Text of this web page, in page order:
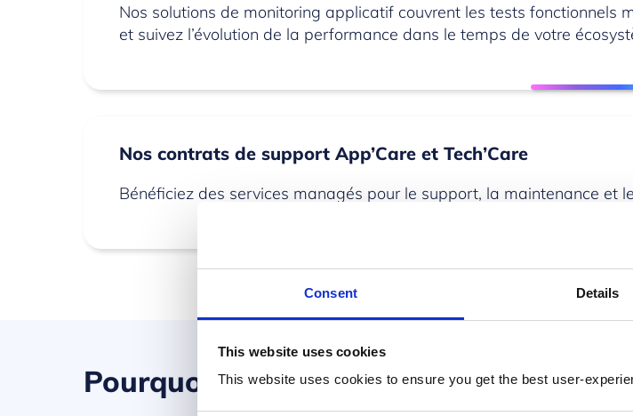
Consent Details
This website uses cookies
This website uses cookies to ensure you get the best user-
Nos solutions de monitoring applicatif couvrent les tests fonctionnels
et suivez l’évolution de la performance dans le temps de votre
Nos contrats de support App’Care et Tech’Care
Bénéficiez des services managés pour le support, la maintenance et
Pourquoi choisir Prodware ?